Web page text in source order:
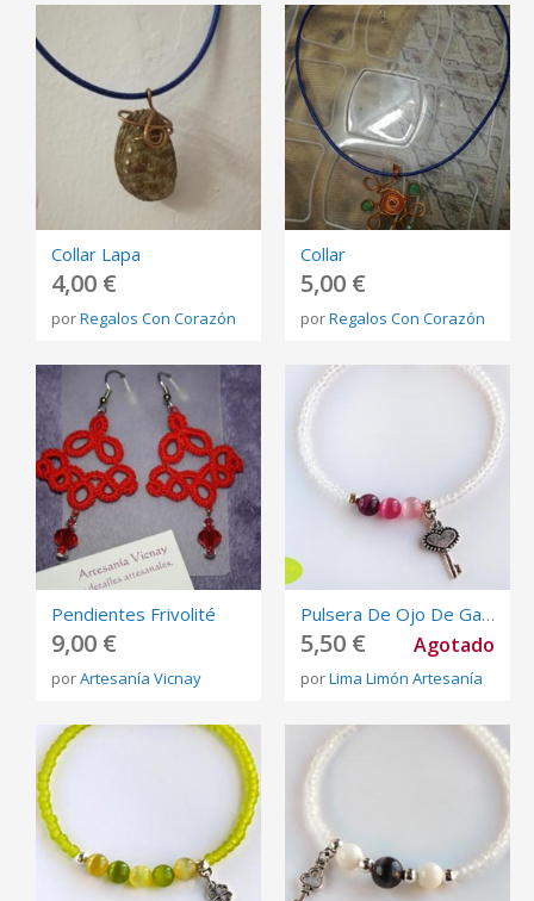
Collar Lapa
4,00 €
porRegalos Con Corazón
Collar
5,00 €
porRegalos Con Corazón
Pendientes Frivolité
9,00 €
porArtesanía Vicnay
Pulsera De Ojo De Gato Y Llave De Corazón
5,50 € Agotado
porLima Limón Artesanía